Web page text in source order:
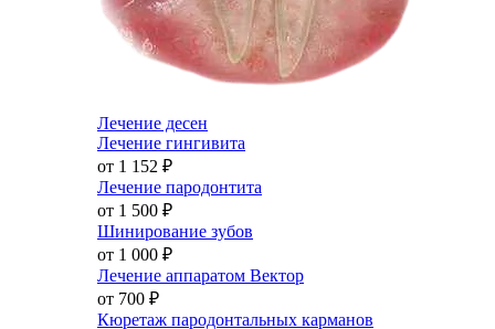
Лечение десен
Лечение гингивита
от 1 152 ₽
Лечение пародонтита
от 1 500 ₽
Шинирование зубов
от 1 000 ₽
Лечение аппаратом Вектор
от 700 ₽
Кюретаж пародонтальных карманов